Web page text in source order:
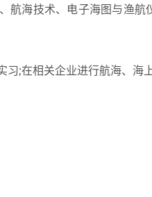
航海技术、电子海图与渔
;在相关企业进行航海、海上